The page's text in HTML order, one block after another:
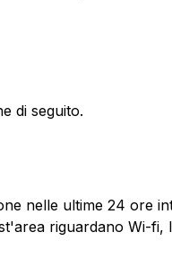
di seguito.
nelle ultime 24 ore
riguardano Wi-fi,